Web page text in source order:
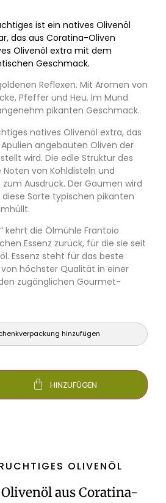
ist ein natives Olivenöl
das aus Coratina-Oliven
Olivenöl extra mit dem
Geschmack.
Reflexen. Mit Aromen von
Pfeffer und Heu. Im Mund
pikanten Geschmack.
natives Olivenöl extra, das
angebauten Oliven der
wird. Die edle Struktur des
von Kohldisteln und
Ausdruck. Der Gaumen wird
Sorte typischen pikanten
kehrt die Ölmühle Frantoio
Essenz zurück, für die sie seit
Essenz steht für das beste
höchster Qualität in einer
zugänglichen Gourmet-
hinzufügen
HINZUFÜGEN
OLIVENÖL
aus Coratina-